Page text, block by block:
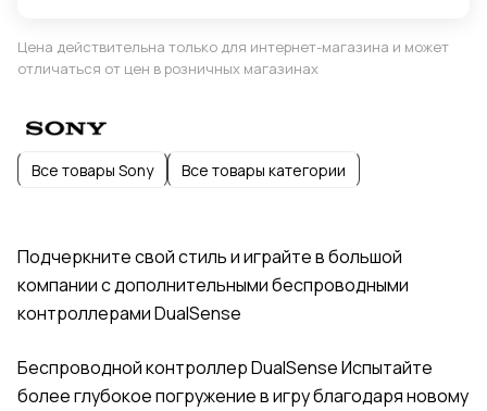
Цена действительна только для интернет-магазина и может
отличаться от цен в розничных магазинах
Все товары Sony Все товары категории
Подчеркните свой стиль и играйте в большой
компании с дополнительными беспроводными
контроллерами DualSense
Беспроводной контроллер DualSense Испытайте
более глубокое погружение в игру благодаря новому